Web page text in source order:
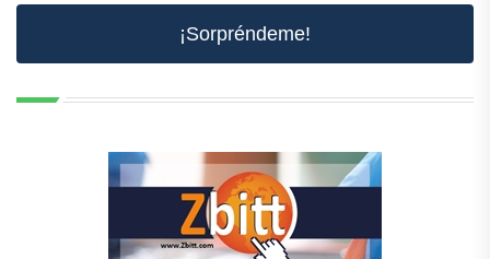
¡Sorpréndeme!